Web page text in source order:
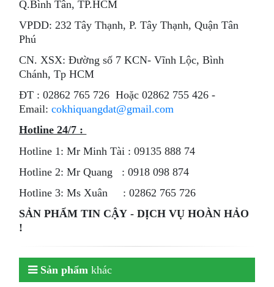
Q.Bình Tân, TP.HCM
VPDD: 232 Tây Thạnh, P. Tây Thạnh, Quận Tân
Phú
CN. XSX: Đường số 7 KCN- Vĩnh Lộc, Bình
Chánh, Tp HCM
ÐT : 02862 765 726 Hoặc 02862 755 426 -
Email:cokhiquangdat@gmail.com
Hotline 24/7 :
Hotline 1: Mr Minh Tài : 09135 888 74
Hotline 2: Mr Quang : 0918 098 874
Hotline 3: Ms Xuân : 02862 765 726
SẢN PHẨM TIN CẬY - DỊCH VỤ HOÀN HẢO
!
Sản phẩm khác